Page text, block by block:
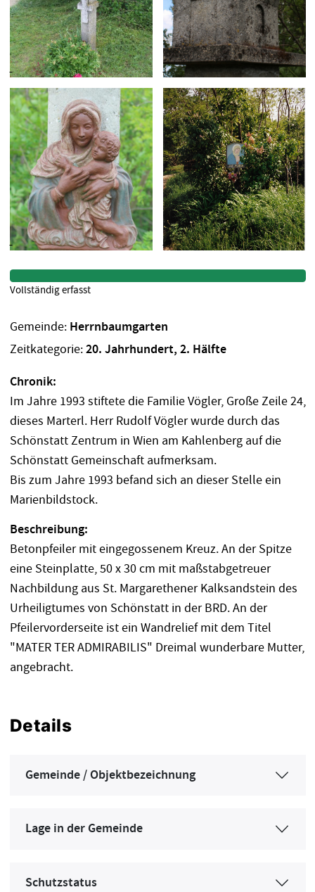
Gemeinde: Herrnbaumgarten
Zeitkategorie:20. Jahrhundert, 2. Hälfte
Chronik:
Im Jahre 1993 stiftete die Familie Vögler, Große Zeile 24,
dieses Marterl. Herr Rudolf Vögler wurde durch das
Schönstatt Zentrum in Wien am Kahlenberg auf die
Schönstatt Gemeinschaft aufmerksam.
Bis zum Jahre 1993 befand sich an dieser Stelle ein
Marienbildstock.
Beschreibung:
Betonpfeiler mit eingegossenem Kreuz. An der Spitze
eine Steinplatte, 50 x 30 cm mit maßstabgetreuer
Nachbildung aus St. Margarethener Kalksandstein des
Urheiligtumes von Schönstatt in der BRD. An der
Pfeilervorderseite ist ein Wandrelief mit dem Titel
"MATER TER ADMIRABILIS" Dreimal wunderbare Mutter,
angebracht.
Details
Gemeinde / Objektbezeichnung
Lage in der Gemeinde
Schutzstatus
Vollständig erfasst